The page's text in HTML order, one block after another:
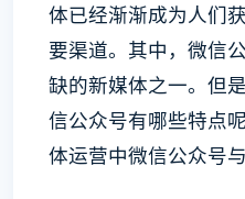
体已经渐渐成为人们
要渠道。其中，微信
缺的新媒体之一。但
信公众号有哪些特点
体运营中微信公众号